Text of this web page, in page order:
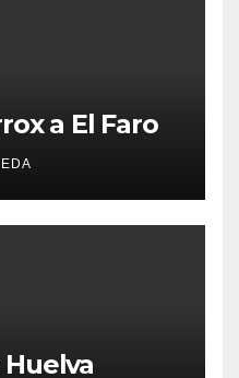
a El Faro